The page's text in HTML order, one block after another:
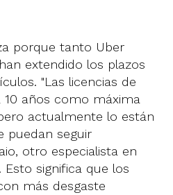
porque tanto Uber
extendido los plazos
"Las licencias de
años como máxima
actualmente lo están
puedan seguir
otro especialista en
significa que los
más desgaste